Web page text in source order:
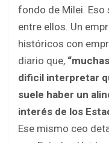
fondo de Milei. Eso
entre ellos. Un
históricos con
diario que,
dificil interpretar
suele haber un
interés de los
Ese mismo ceo